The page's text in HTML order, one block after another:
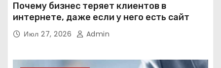
Почему бизнес теряет клиентов в
интернете, даже если у него есть сайт
Июл 27, 2026 Admin